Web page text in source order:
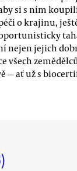
si s ním
o krajinu,
nejen jejich
všech
— ať už s
)